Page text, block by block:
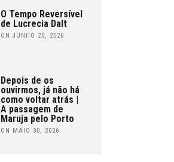
O Tempo Reversível
de Lucrecia Dalt
ON JUNHO 20, 2026
Depois de os
ouvirmos, já não há
como voltar atrás |
A passagem de
Maruja pelo Porto
ON MAIO 30, 2026